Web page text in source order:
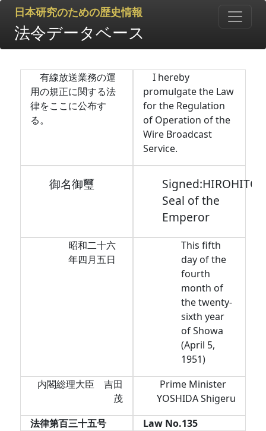
日本研究のための歴史情報
法令データベース
有線放送業務の運
用の規正に関する法
律をここに公布す
る。
I hereby
promulgate the Law
for the Regulation
of Operation of the
Wire Broadcast
Service.
御名御璽
Signed:HIROHITO,
Seal of the
Emperor
昭和二十六
年四月五日
This fifth
day of the
fourth
month of
the twenty-
sixth year
of Showa
(April 5,
1951)
内閣総理大臣 吉田
茂
Prime Minister
YOSHIDA Shigeru
法律第百三十五号
Law No.135